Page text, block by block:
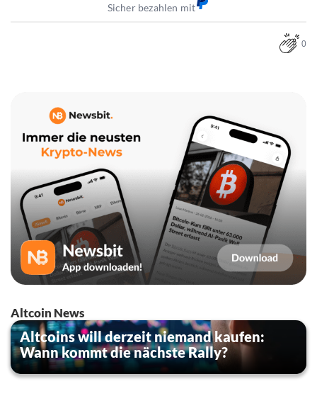
Sicher bezahlen mit
0
Altcoin News
Altcoins will derzeit niemand kaufen:
Wann kommt die nächste Rally?